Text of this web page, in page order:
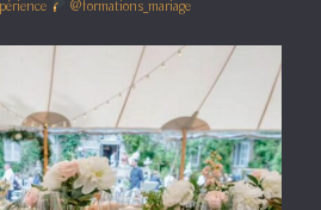
@formations_mariage